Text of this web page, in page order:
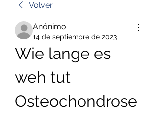
Volver
Anónimo
14 de septiembre de 2023
Wie lange es
weh tut
Osteochondrose